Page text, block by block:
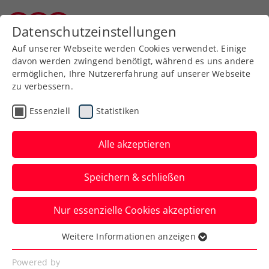
Zurück zur Newsübersicht
Turniere
ITF Masters 50: Clemens
Weinhandl ist
Weltmeister
Der Oberwarter Clemens Weinhandl
feierte bei den World Individual
Championships der Herren 50 den
Turniersieg. Der Weltmeister kletterte
damit in der Weltrangliste auf Platz eins.
Datenschutzeinstellungen
Auf unserer Webseite werden Cookies verwendet. Einige
davon werden zwingend benötigt, während es uns andere
ermöglichen, Ihre Nutzererfahrung auf unserer Webseite
zu verbessern.
Essenziell Statistiken
Alle akzeptieren
Speichern & schließen
Nur essenzielle Cookies akzeptieren
Essenziell
Essenzielle Cookies werden für grundlegende
Weitere Informationen anzeigen
Powered by